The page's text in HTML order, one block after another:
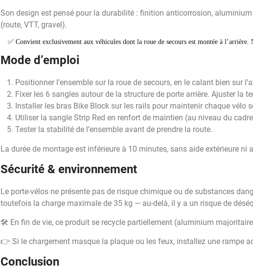
Son design est pensé pour la durabilité : finition anticorrosion,
(route, VTT, gravel).
✅ Convient exclusivement aux véhicules dont la roue de secours est montée à
Mode d’emploi
Positionner l’ensemble sur la roue de secours, en le calant bien sur
Fixer les 6 sangles autour de la structure de porte arrière. Ajuster la
Installer les bras Bike Block sur les rails pour maintenir chaque vélo
Utiliser la sangle Strip Red en renfort de maintien (au niveau du
Tester la stabilité de l’ensemble avant de prendre la route.
La durée de montage est inférieure à 10 minutes, sans aide extérieure ni
Sécurité & environnement
Le porte-vélos ne présente pas de risque chimique ou de substances
toutefois la charge maximale de 35 kg — au-delà, il y a un risque de
🛠 En fin de vie, ce produit se recycle partiellement (aluminium
👉 Si le chargement masque la plaque ou les feux, installez une rampe
Conclusion